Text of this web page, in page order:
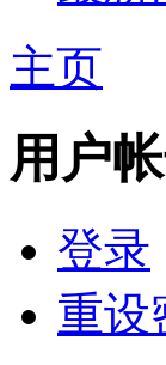
主页
用户
登录
重设